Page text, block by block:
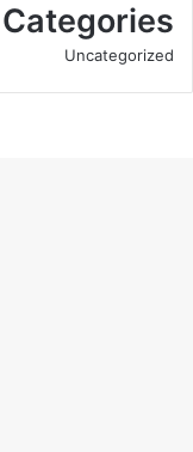
Categories
Uncategorized